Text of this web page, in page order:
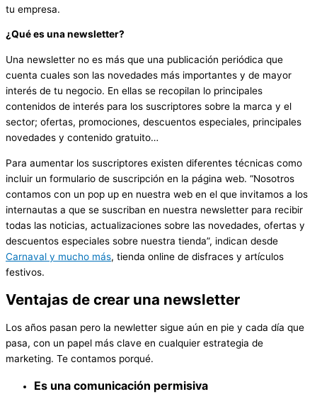
tu empresa.
¿Qué es una newsletter?
Una newsletter no es más que una publicación periódica que
cuenta cuales son las novedades más importantes y de mayor
interés de tu negocio. En ellas se recopilan lo principales
contenidos de interés para los suscriptores sobre la marca y el
sector; ofertas, promociones, descuentos especiales, principales
novedades y contenido gratuito…
Para aumentar los suscriptores existen diferentes técnicas como
incluir un formulario de suscripción en la página web. “Nosotros
contamos con un pop up en nuestra web en el que invitamos a los
internautas a que se suscriban en nuestra newsletter para recibir
todas las noticias, actualizaciones sobre las novedades, ofertas y
descuentos especiales sobre nuestra tienda”, indican desde
Carnaval y mucho más, tienda online de disfraces y artículos
festivos.
Ventajas de crear una newsletter
Los años pasan pero la newletter sigue aún en pie y cada día que
pasa, con un papel más clave en cualquier estrategia de
marketing. Te contamos porqué.
Es una comunicación permisiva